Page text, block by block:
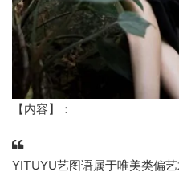
【内容】：
YITUYU艺图语属于唯美类偏